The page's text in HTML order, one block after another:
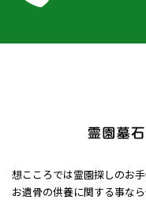
想こころでは霊園探しのお
お遺骨の供養に関する事な